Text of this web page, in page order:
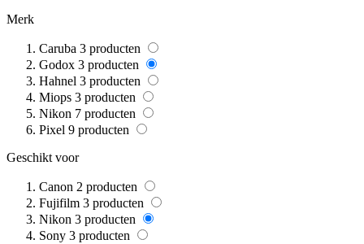
Merk
Caruba 3 producten
Godox 3 producten
Hahnel 3 producten
Miops 3 producten
Nikon 7 producten
Pixel 9 producten
Geschikt voor
Canon 2 producten
Fujifilm 3 producten
Nikon 3 producten
Sony 3 producten